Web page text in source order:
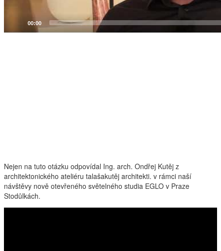
Nejen na tuto otázku odpovídal Ing. arch. Ondřej Kutěj z
architektonického ateliéru talašakutěj architekti. v rámci naší
návštěvy nově otevřeného světelného studia EGLO v Praze
Stodůlkách.